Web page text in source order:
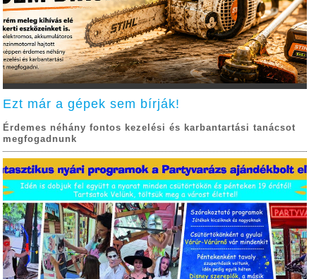
Ezt már a gépek sem bírják!
Érdemes néhány fontos kezelési és karbantartási tanácsot
megfogadnunk